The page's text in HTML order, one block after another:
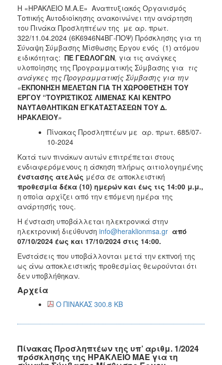
Η «ΗΡΑΚΛΕΙΟ Μ.Α.Ε» Αναπτυξιακός Οργανισμός
Τοπικής Αυτοδιοίκησης ανακοινώνει την ανάρτηση
του Πινάκα Προσληπτέων της με αρ. πρωτ.
322/11.04.2024 (6Κ6946Ν4ΒΓ-ΠΟΨ) Πρόσκλησης για τη
Σύναψη Σύμβασης Μίσθωσης Έργου ενός (1) ατόμου
ειδικότητας: ΠΕ ΓΕΩΛΟΓΩΝ, για τις ανάγκες
υλοποίησης της Προγραμματικής Σύμβασης για τις
ανάγκες της Προγραμματικής Σύμβασης για την
«ΕΚΠΟΝΗΣΗ ΜΕΛΕΤΩΝ ΓΙΑ ΤΗ ΧΩΡΟΘΕΤΗΣΗ ΤΟΥ
ΕΡΓΟΥ “ΤΟΥΡΙΣΤΙΚΟΣ ΛΙΜΕΝΑΣ ΚΑΙ ΚΕΝΤΡΟ
ΝΑΥΤΑΘΛΗΤΙΚΩΝ ΕΓΚΑΤΑΣΤΑΣΕΩΝ ΤΟΥ Δ.
ΗΡΑΚΛΕΙΟΥ»
Πίνακας Προσληπτέων με αρ. πρωτ. 685/07-
10-2024
Κατά των πινάκων αυτών επιτρέπεται στους
ενδιαφερόμενους η άσκηση πλήρως αιτιολογημένης
ένστασης ατελώς μέσα σε αποκλειστική
προθεσμία δέκα (10) ημερών και έως τις 14:00 μ.μ.,
η οποία αρχίζει από την επόμενη ημέρα της
ανάρτησής τους.
Η ένσταση υποβάλλεται ηλεκτρονικά στην
ηλεκτρονική διεύθυνση info@heraklionmsa.gr από
07/10/2024 έως και 17/10/2024 στις 14:00.
Ενστάσεις που υποβάλλονται μετά την εκπνοή της
ως άνω αποκλειστικής προθεσμίας θεωρούνται ότι
δεν υποβλήθηκαν.
Αρχεία
Ο ΠΙΝΑΚΑΣ 300.8 KB
Πίνακας Προσληπτέων της υπ’ αριθμ. 1/2024
πρόσκλησης της ΗΡΑΚΛΕΙΟ ΜΑΕ για τη